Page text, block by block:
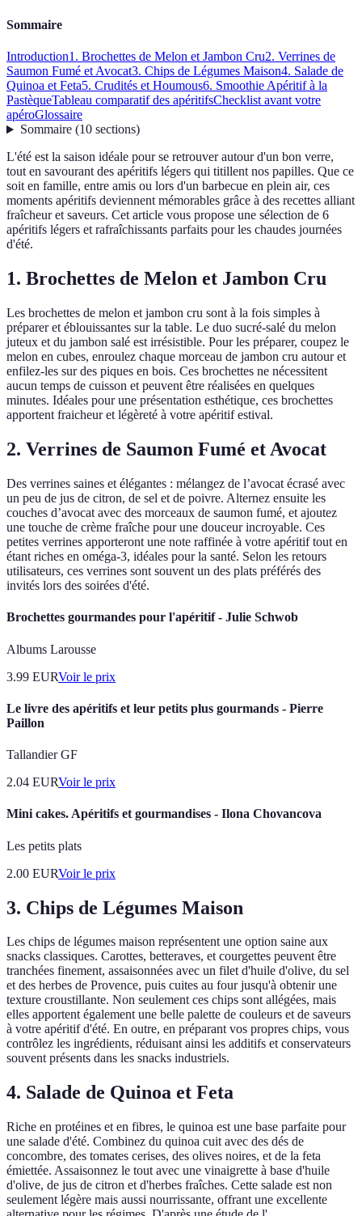
Sommaire
Introduction1. Brochettes de Melon et Jambon Cru2. Verrines de
Saumon Fumé et Avocat3. Chips de Légumes Maison4. Salade de
Quinoa et Feta5. Crudités et Houmous6. Smoothie Apéritif à la
PastèqueTableau comparatif des apéritifsChecklist avant votre
apéroGlossaire
Sommaire(10 sections)
L'été est la saison idéale pour se retrouver autour d'un bon verre,
tout en savourant des apéritifs légers qui titillent nos papilles. Que ce
soit en famille, entre amis ou lors d'un barbecue en plein air, ces
moments apéritifs deviennent mémorables grâce à des recettes alliant
fraîcheur et saveurs. Cet article vous propose une sélection de 6
apéritifs légers et rafraîchissants parfaits pour les chaudes journées
d'été.
1. Brochettes de Melon et Jambon Cru
Les brochettes de melon et jambon cru sont à la fois simples à
préparer et éblouissantes sur la table. Le duo sucré-salé du melon
juteux et du jambon salé est irrésistible. Pour les préparer, coupez le
melon en cubes, enroulez chaque morceau de jambon cru autour et
enfilez-les sur des piques en bois. Ces brochettes ne nécessitent
aucun temps de cuisson et peuvent être réalisées en quelques
minutes. Idéales pour une présentation esthétique, ces brochettes
apportent fraicheur et légèreté à votre apéritif estival.
2. Verrines de Saumon Fumé et Avocat
Des verrines saines et élégantes : mélangez de l’avocat écrasé avec
un peu de jus de citron, de sel et de poivre. Alternez ensuite les
couches d’avocat avec des morceaux de saumon fumé, et ajoutez
une touche de crème fraîche pour une douceur incroyable. Ces
petites verrines apporteront une note raffinée à votre apéritif tout en
étant riches en oméga-3, idéales pour la santé. Selon les retours
utilisateurs, ces verrines sont souvent un des plats préférés des
invités lors des soirées d'été.
Brochettes gourmandes pour l'apéritif - Julie Schwob
Albums Larousse
3.99 EURVoir le prix
Le livre des apéritifs et leur petits plus gourmands - Pierre
Paillon
Tallandier GF
2.04 EURVoir le prix
Mini cakes. Apéritifs et gourmandises - Ilona Chovancova
Les petits plats
2.00 EURVoir le prix
3. Chips de Légumes Maison
Les chips de légumes maison représentent une option saine aux
snacks classiques. Carottes, betteraves, et courgettes peuvent être
tranchées finement, assaisonnées avec un filet d'huile d'olive, du sel
et des herbes de Provence, puis cuites au four jusqu'à obtenir une
texture croustillante. Non seulement ces chips sont allégées, mais
elles apportent également une belle palette de couleurs et de saveurs
à votre apéritif d'été. En outre, en préparant vos propres chips, vous
contrôlez les ingrédients, réduisant ainsi les additifs et conservateurs
souvent présents dans les snacks industriels.
4. Salade de Quinoa et Feta
Riche en protéines et en fibres, le quinoa est une base parfaite pour
une salade d'été. Combinez du quinoa cuit avec des dés de
concombre, des tomates cerises, des olives noires, et de la feta
émiettée. Assaisonnez le tout avec une vinaigrette à base d'huile
d'olive, de jus de citron et d'herbes fraîches. Cette salade est non
seulement légère mais aussi nourrissante, offrant une excellente